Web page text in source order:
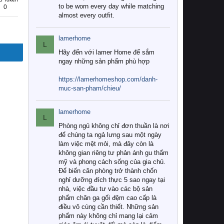
0
to be worn every day while matching
almost every outfit.
L
lamerhome
Hãy đến với lamer Home để sắm
ngay những sản phẩm phù hợp
https://lamerhomeshop.com/danh-
muc-san-pham/chieu/
L
lamerhome
Phòng ngủ không chỉ đơn thuần là nơi
để chúng ta ngả lưng sau một ngày
làm việc mệt mỏi, mà đây còn là
không gian riêng tư phản ánh gu thẩm
mỹ và phong cách sống của gia chủ.
Để biến căn phòng trở thành chốn
nghỉ dưỡng đích thực 5 sao ngay tại
nhà, việc đầu tư vào các bộ sản
phẩm chăn ga gối đệm cao cấp là
điều vô cùng cần thiết. Những sản
phẩm này không chỉ mang lại cảm